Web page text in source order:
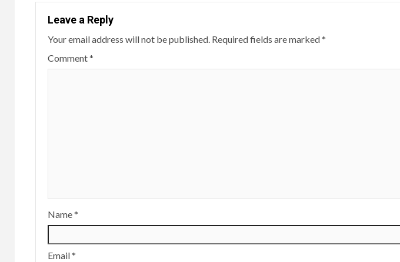
Leave a Reply
Your email address will not be published. Required fields are marked*
Comment*
Name*
Email*